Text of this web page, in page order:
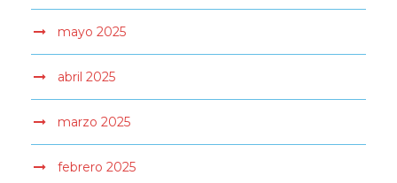
mayo 2025
abril 2025
marzo 2025
febrero 2025